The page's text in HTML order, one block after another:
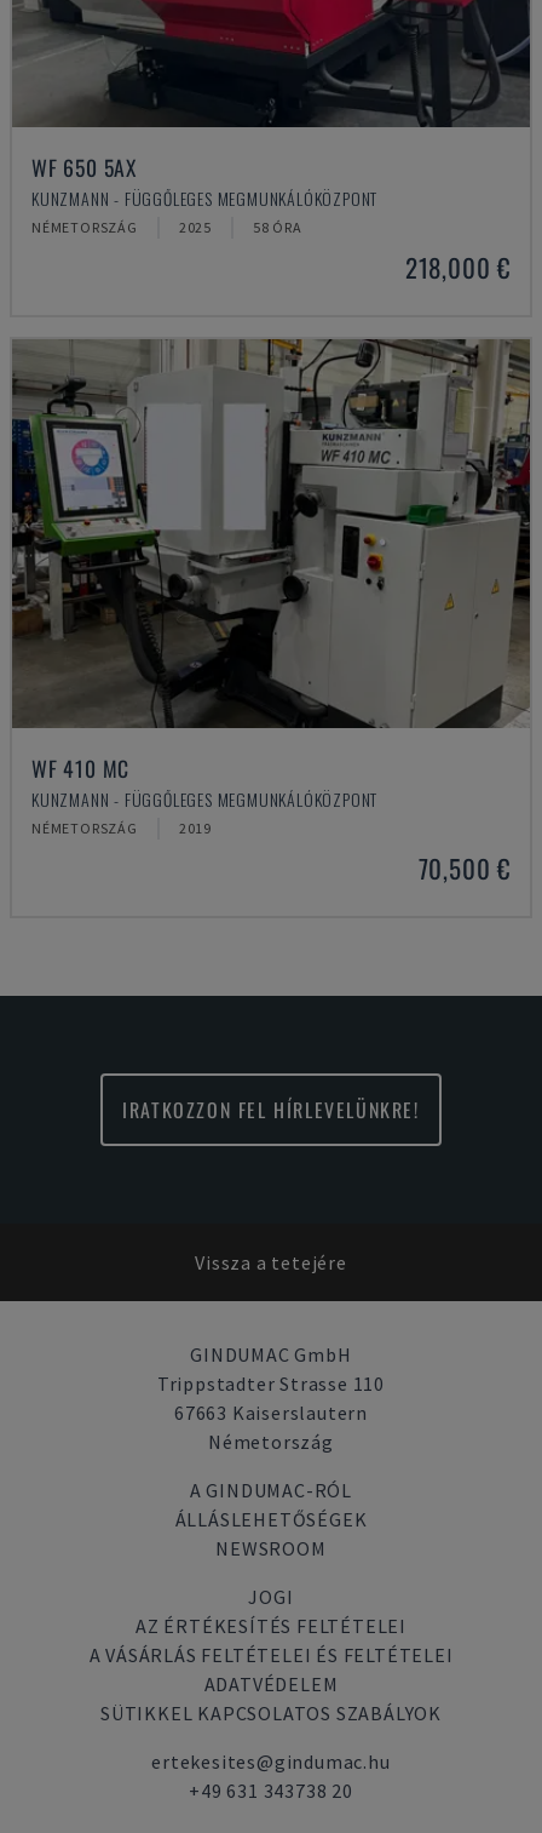
WF 650 5AX
KUNZMANN - FÜGGŐLEGES MEGMUNKÁLÓKÖZPONT
NÉMETORSZÁG 2025 58 ÓRA
218,000 €
WF 410 MC
KUNZMANN - FÜGGŐLEGES MEGMUNKÁLÓKÖZPONT
NÉMETORSZÁG 2019
70,500 €
IRATKOZZON FEL HÍRLEVELÜNKRE!
Vissza a tetejére
GINDUMAC GmbH
Trippstadter Strasse 110
67663 Kaiserslautern
Németország
A GINDUMAC-RÓL
ÁLLÁSLEHETŐSÉGEK
NEWSROOM
JOGI
AZ ÉRTÉKESÍTÉS FELTÉTELEI
A VÁSÁRLÁS FELTÉTELEI ÉS FELTÉTELEI
ADATVÉDELEM
SÜTIKKEL KAPCSOLATOS SZABÁLYOK
ertekesites@gindumac.hu
+49 631 343738 20